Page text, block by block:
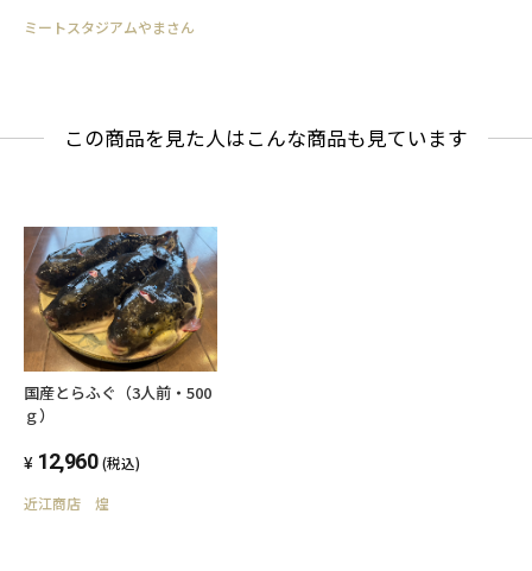
ミートスタジアムやまさん
この商品を見た人はこんな商品も見ています
国産とらふぐ（3人前・500
ｇ）
12,960 (税込)
近江商店 煌